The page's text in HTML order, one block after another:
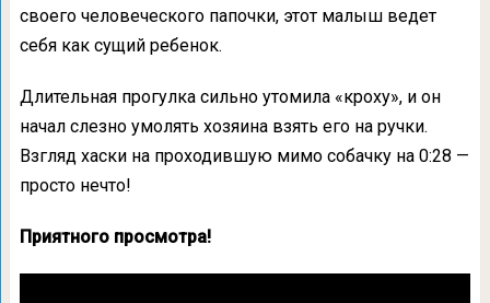
своего человеческого папочки, этот малыш ведет
себя как сущий ребенок.
Длительная прогулка сильно утомила «кроху», и он
начал слезно умолять хозяина взять его на ручки.
Взгляд хаски на проходившую мимо собачку на 0:28 —
просто нечто!
Приятного просмотра!